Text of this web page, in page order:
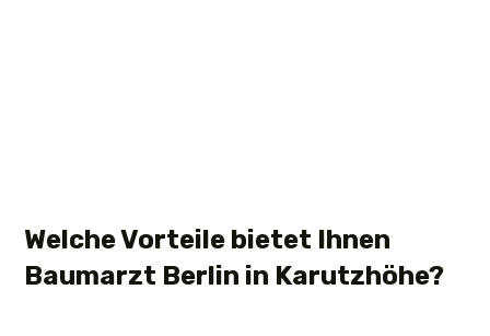
Welche Vorteile bietet Ihnen
Baumarzt Berlin in Karutzhöhe?